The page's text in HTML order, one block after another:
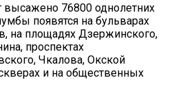
высажено 76800 однолетних
появятся на бульварах
на площадях Дзержинского,
проспектах
Чкалова, Окской
и на общественных